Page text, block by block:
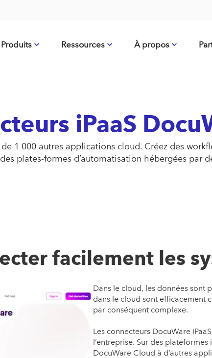
Produits Ressources À propos
iPaaS
1 000 autres applications cloud. Créez des
plates-formes d’automatisation hébergées par
facilement les
Dans le cloud, les données sont
dans le cloud sont efficacement
par conséquent complexe.
Les connecteurs DocuWare
l’entreprise. Sur des
DocuWare Cloud à d’autres